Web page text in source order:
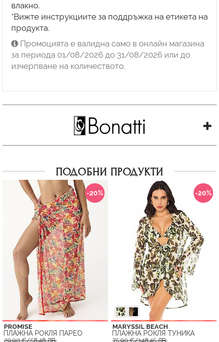
влакно.
*Вижте инструкциите за поддръжка на етикета на
продукта.
Промоцията е валидна само в онлайн магазина
за периода 01/08/2026 до 31/08/2026 или до
изчерпване на количеството.
ПОДОБНИ ПРОДУКТИ
-20%
PROMISE
ПЛАЖНА РОКЛЯ ПАРЕО
29.90 €/58.48 ЛВ.
-20%
MARYSSIL BEACH
ПЛАЖНА РОКЛЯ ТУНИКА
75.90 €/148.45 ЛВ.